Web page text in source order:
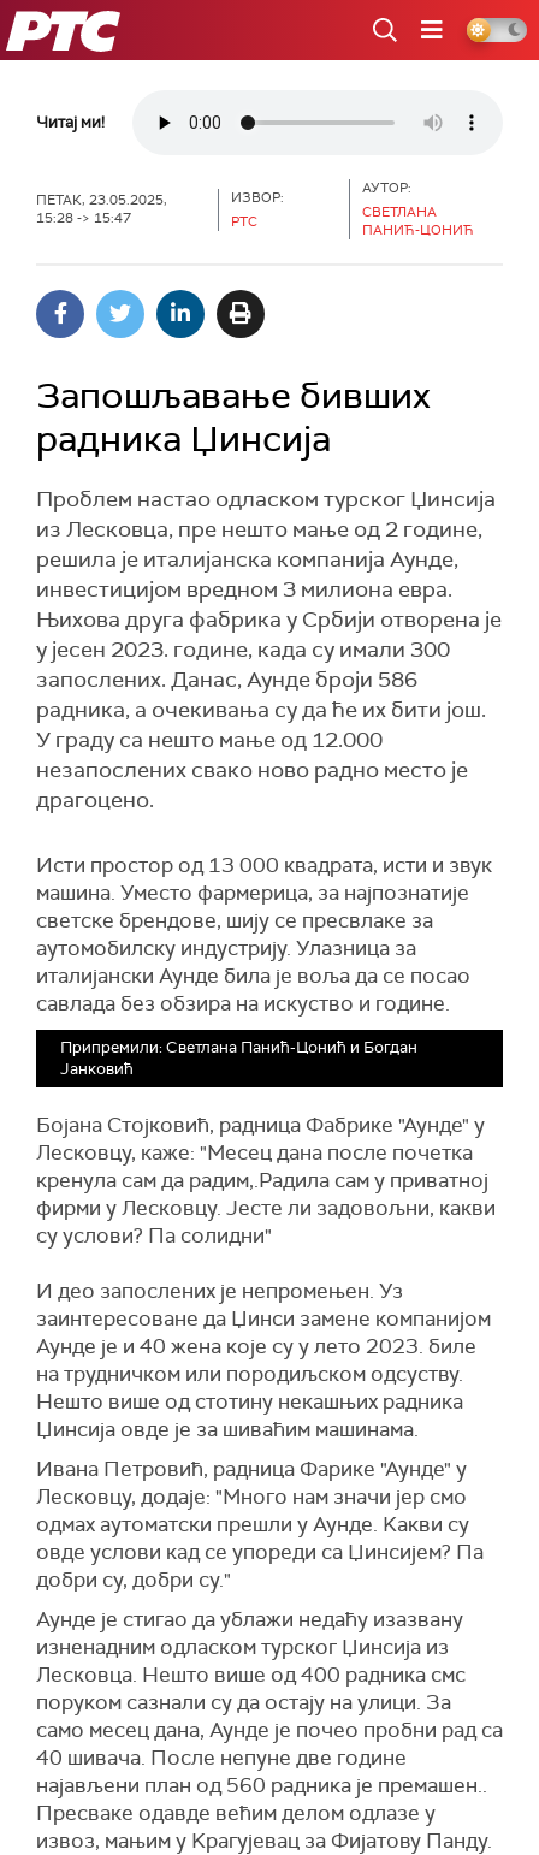
РТС
Читај ми!
ПЕТАК, 23.05.2025,
15:28 -> 15:47
ИЗВОР:
РТС
АУТОР:
СВЕТЛАНА
ПАНИЋ-ЦОНИЋ
Запошљавање бивших
радника Џинсија
Проблем настао одласком турског Џинсија
из Лесковца, пре нешто мање од 2 године,
решила је италијанска компанија Аунде,
инвестицијом вредном 3 милиона евра.
Њихова друга фабрика у Србији отворена је
у јесен 2023. године, када су имали 300
запослених. Данас, Аунде броји 586
радника, а очекивања су да ће их бити још.
У граду са нешто мање од 12.000
незапослених свако ново радно место је
драгоцено.
Исти простор од 13 000 квадрата, исти и звук
машина. Уместо фармерица, за најпознатије
светске брендове, шију се пресвлаке за
аутомобилску индустрију. Улазница за
италијански Аунде била је воља да се посао
савлада без обзира на искуство и године.
Припремили: Светлана Панић-Цонић и Богдан
Јанковић
Бојана Стојковић, радница Фабрике "Аунде" у
Лесковцу, каже: "Месец дана после почетка
кренула сам да радим,.Радила сам у приватној
фирми у Лесковцу. Јесте ли задовољни, какви
су услови? Па солидни"
И део запослених је непромењен. Уз
заинтересоване да Џинси замене компанијом
Аунде је и 40 жена које су у лето 2023. биле
на трудничком или породиљском одсуству.
Нешто више од стотину некашњих радника
Џинсија овде је за шиваћим машинама.
Ивана Петровић, радница Фарике "Аунде" у
Лесковцу, додаје: "Много нам значи јер смо
одмах аутоматски прешли у Аунде. Kакви су
овде услови кад се упореди са Џинсијем? Па
добри су, добри су."
Аунде је стигао да ублажи недаћу изазвану
изненадним одласком турског Џинсија из
Лесковца. Нешто више од 400 радника смс
поруком сазнали су да остају на улици. За
само месец дана, Аунде је почео пробни рад са
40 шивача. После непуне две године
најављени план од 560 радника је премашен..
Пресваке одавде већим делом одлазе у
извоз, мањим у Kрагујевац за Фијатову Панду.